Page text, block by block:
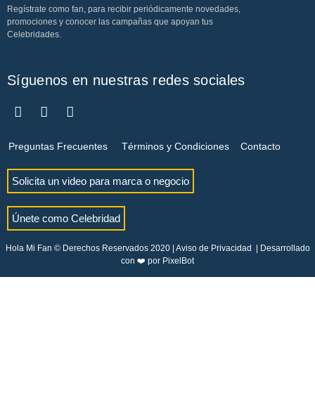
Regístrate como fan, para recibir periódicamente novedades,
promociones y conocer las campañas que apoyan tus
Celebridades.
Síguenos en nuestras redes sociales
Preguntas Frecuentes Términos y Condiciones Contacto
Solicita un video para marca o negocio
Únete como Celebridad
Hola Mi Fan © Derechos Reservados 2020 | Aviso de Privacidad
| Desarrollado
con ❤️ por PixelBot